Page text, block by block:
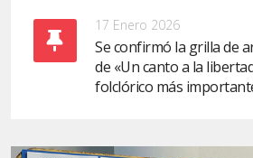
17 Enero 2026
Se confirmó la grilla de
de «Un canto a la
folclórico más